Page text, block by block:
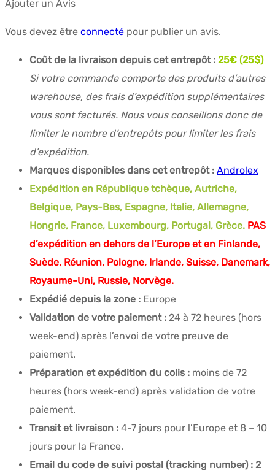
Ajouter un Avis
Vous devez être connecté pour publier un avis.
Coût de la livraison depuis cet entrepôt : 25€ (25$)
Si votre commande comporte des produits d’autres
warehouse, des frais d’expédition supplémentaires
vous sont facturés. Nous vous conseillons donc de
limiter le nombre d’entrepôts pour limiter les frais
d’expédition.
Marques disponibles dans cet entrepôt : Androlex
Expédition en République tchèque, Autriche,
Belgique, Pays-Bas, Espagne, Italie, Allemagne,
Hongrie, France, Luxembourg, Portugal, Grèce. PAS
d’expédition en dehors de l’Europe et en Finlande,
Suède, Réunion, Pologne, Irlande, Suisse, Danemark,
Royaume-Uni, Russie, Norvège.
Expédié depuis la zone : Europe
Validation de votre paiement : 24 à 72 heures (hors
week-end) après l’envoi de votre preuve de
paiement.
Préparation et expédition du colis : moins de 72
heures (hors week-end) après validation de votre
paiement.
Transit et livraison : 4-7 jours pour l’Europe et 8 – 10
jours pour la France.
Email du code de suivi postal (tracking number) : 2